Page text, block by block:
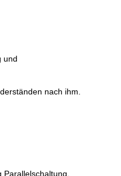
und
nach ihm.